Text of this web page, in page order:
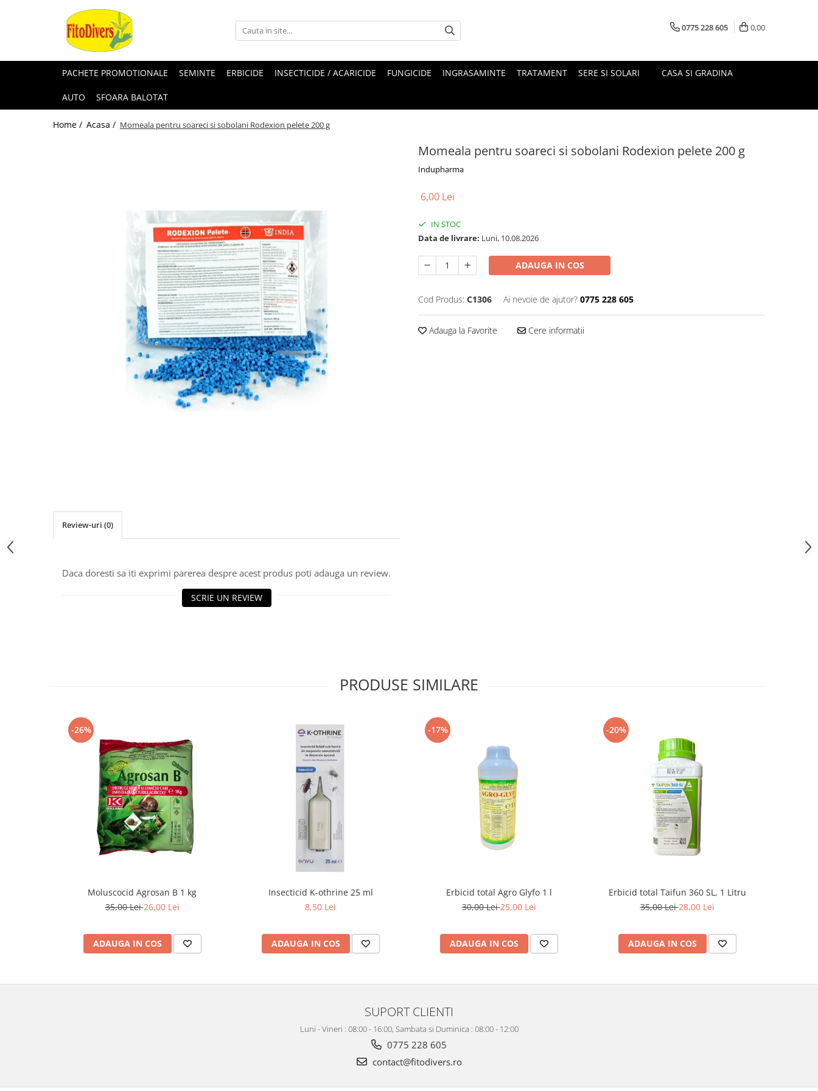
0775 228 605 0,00
PACHETE PROMOTIONALE SEMINTE ERBICIDE INSECTICIDE / ACARICIDE FUNGICIDE INGRASAMINTE TRATAMENT SERE SI SOLARI CASA SI GRADINA
AUTO SFOARA BALOTAT
Home / Acasa / Momeala pentru soareci si sobolani Rodexion pelete 200 g
Momeala pentru soareci si sobolani Rodexion pelete 200 g
Indupharma
6,00 Lei
IN STOC
Data de livrare: Luni, 10.08.2026
ADAUGA IN COS
Cod Produs: C1306 Ai nevoie de ajutor? 0775 228 605
Adauga la Favorite Cere informatii
Review-uri (0)
Daca doresti sa iti exprimi parerea despre acest produs poti adauga un review.
SCRIE UN REVIEW
PRODUSE SIMILARE
-26%
Moluscocid Agrosan B 1 kg
35,00 Lei26,00 Lei
ADAUGA IN COS
Insecticid K-othrine 25 ml
8,50 Lei
ADAUGA IN COS
-17%
Erbicid total Agro Glyfo 1 l
30,00 Lei25,00 Lei
ADAUGA IN COS
-20%
Erbicid total Taifun 360 SL, 1 Litru
35,00 Lei28,00 Lei
ADAUGA IN COS
SUPORT CLIENTI
Luni - Vineri : 08:00 - 16:00, Sambata si Duminica : 08:00 - 12:00
0775 228 605
contact@fitodivers.ro